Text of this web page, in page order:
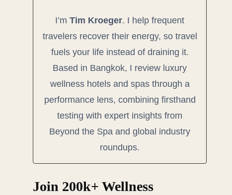
I’m Tim Kroeger. I help frequent
travelers recover their energy, so travel
fuels your life instead of draining it.
Based in Bangkok, I review luxury
wellness hotels and spas through a
performance lens, combining firsthand
testing with expert insights from
Beyond the Spa and global industry
roundups.
Join 200k+ Wellness